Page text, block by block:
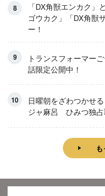
「DX角獣エンカク
ゴウカク」「DX角獣
ー！
トランスフォーマー
話限定公開中！
日曜朝をざわつかせ
ジャ麻呂 ひみつ独占